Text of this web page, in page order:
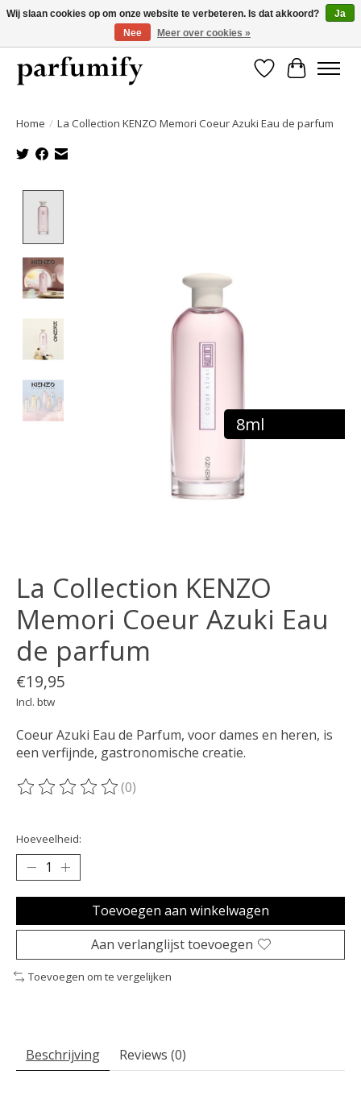
750+ Geuren | Gratis verzending | Maandelijks opzegbaar
Verlanglijst
Home / La Collection KENZO Memori Coeur Azuki Eau de parfum
8ml
La Collection KENZO
Memori Coeur Azuki Eau
de parfum
€19,95
Incl. btw
Coeur Azuki Eau de Parfum, voor dames en heren, is
een verfijnde, gastronomische creatie.
De beoordeling van dit product is
(0)
Hoeveelheid:
Toevoegen aan winkelwagen
Aan verlanglijst toevoegen
Toevoegen om te vergelijken
Beschrijving Reviews (0)
Wij slaan cookies op om onze website te verbeteren. Is dat akkoord?
Ja
Nee
Meer over cookies »